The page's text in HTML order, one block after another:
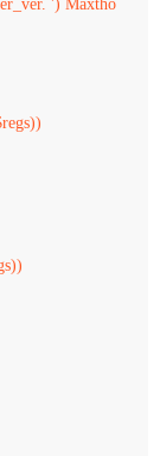
') Maxtho